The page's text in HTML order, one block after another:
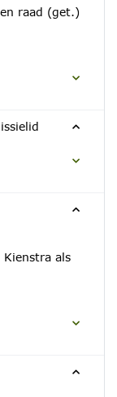
raad (get.)
Kienstra als